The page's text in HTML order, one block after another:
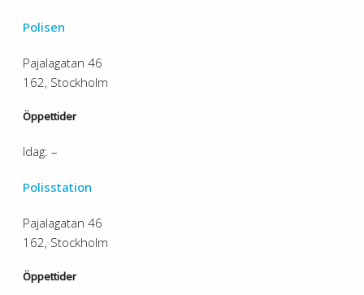
Polisen
Pajalagatan 46
162, Stockholm
Öppettider
Idag: –
Polisstation
Pajalagatan 46
162, Stockholm
Öppettider